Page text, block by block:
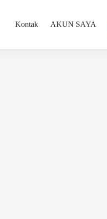
Kontak AKUN SAYA